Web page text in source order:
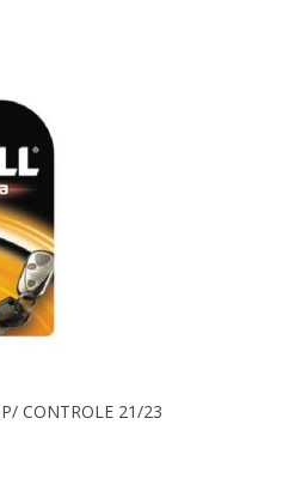
CONTROLE 21/23